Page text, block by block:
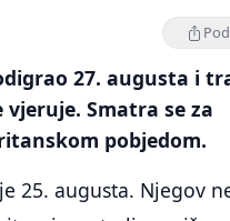
27. augusta i
Smatra se za
pobjedom.
25. augusta. Njegov